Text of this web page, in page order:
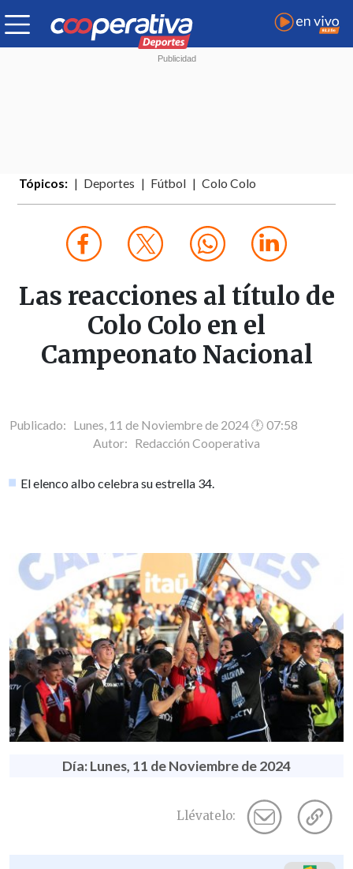
Tópicos: Deportes Fútbol Colo Colo
Las reacciones al título de
Colo Colo en el
Campeonato Nacional
Publicado: Lunes, 11 de Noviembre de 2024 🕐 07:58
Autor: Redacción Cooperativa
El elenco albo celebra su estrella 34.
Día: Lunes, 11 de Noviembre de 2024
Llévatelo: